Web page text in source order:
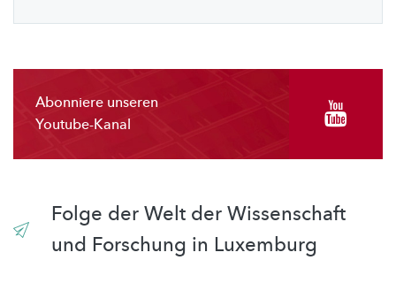
Abonniere unseren
Youtube-Kanal
Folge der Welt der Wissenschaft
und Forschung in Luxemburg